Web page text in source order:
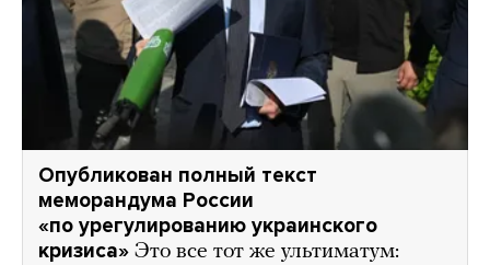
Опубликован полный текст
меморандума России
«по урегулированию украинского
кризиса» Это все тот же ультиматум: